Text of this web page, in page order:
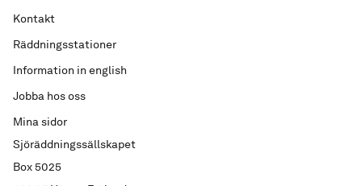
Sjöräddningssällskapet
Box 5025
Kontakt
Räddningsstationer
Information in english
Jobba hos oss
Mina sidor